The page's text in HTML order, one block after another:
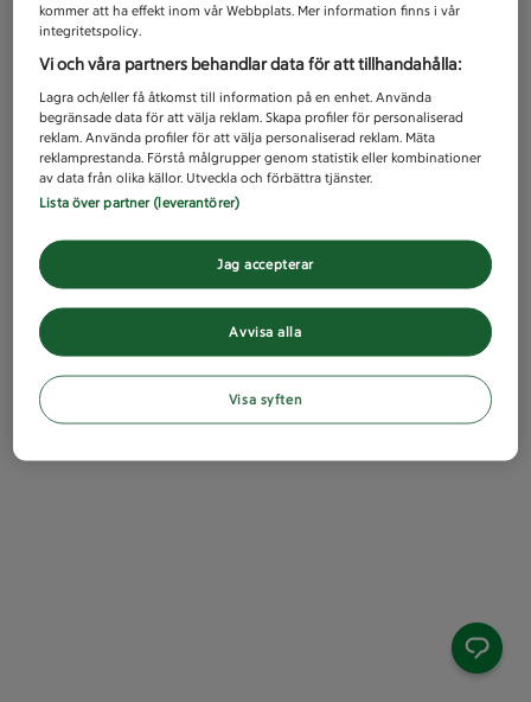
kommer att ha effekt inom vår Webbplats. Mer information finns i vår
integritetspolicy.
Vi och våra partners behandlar data för att tillhandahålla:
Lagra och/eller få åtkomst till information på en enhet. Använda
begränsade data för att välja reklam. Skapa profiler för personaliserad
reklam. Använda profiler för att välja personaliserad reklam. Mäta
reklamprestanda. Förstå målgrupper genom statistik eller kombinationer
av data från olika källor. Utveckla och förbättra tjänster.
Lista över partner (leverantörer)
Avvisa alla
Jag accepterar
Visa syften